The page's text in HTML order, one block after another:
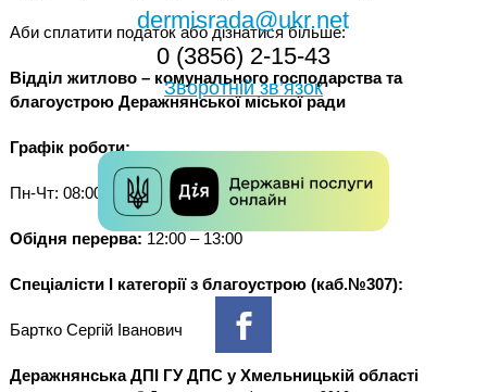
Аби сплатити податок або дізнатися більше:
Відділ житлово – комунального господарства та
благоустрою Деражнянської міської ради
Графік роботи:
Пн-Чт: 08:00 – 17:00; Пт: 08:00 – 16:00
Обідня перерва: 12:00 – 13:00
Спеціалісти I категорії з благоустрою (каб.№307):
Бартко Сергій Іванович
Деражнянська ДПІ ГУ ДПС у Хмельницькій області
dermisrada@ukr.net
0 (3856) 2-15-43
Зворотній зв’язок